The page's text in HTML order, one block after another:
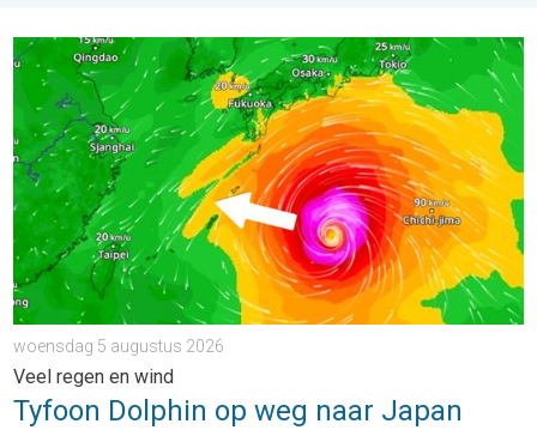
Tyfoon Dolphin op weg naar Japan. Veel regen en wind. . .
woensdag 5 augustus 2026
Veel regen en wind
Tyfoon Dolphin op weg naar Japan